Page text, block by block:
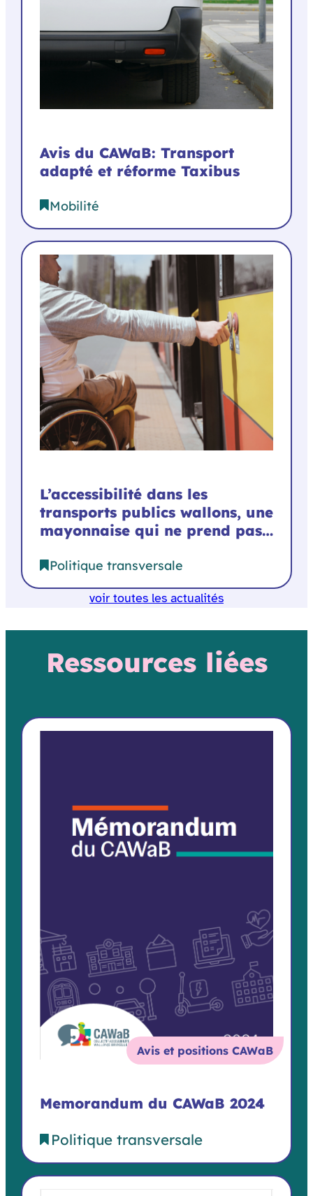
Avis du CAWaB: Transport
adapté et réforme Taxibus
Mobilité
L’accessibilité dans les
transports publics wallons, une
mayonnaise qui ne prend pas…
Politique transversale
voir toutes les actualités
Ressources liées
Avis et positions CAWaB
Memorandum du CAWaB 2024
Politique transversale